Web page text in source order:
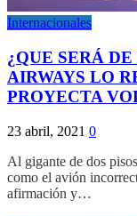
Internacionales
¿QUE SERÁ
AIRWAYS LO
PROYECTA
23 abril, 2021 0
Al gigante de dos
como el avión
afirmación y…